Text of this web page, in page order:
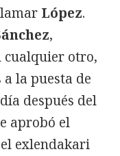
López.
,
cualquier otro,
la puesta de
después del
aprobó el
exlendakari